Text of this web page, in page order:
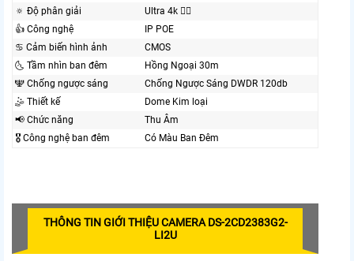
🔅 Độ phân giải
Ultra 4k 👍🏾
👍 Công nghệ
IP POE
♋ Cảm biến hình ảnh
CMOS
🌜 Tầm nhìn ban đêm
Hồng Ngoại 30m
🕎 Chống ngược sáng
Chống Ngược Sáng DWDR 120db
🤹 Thiết kế
Dome Kim loại
📢 Chức năng
Thu Âm
🎖️ Công nghệ ban đêm
Có Màu Ban Ðêm
THÔNG TIN GIỚI THIỆU CAMERA DS-2CD2383G2-
LI2U